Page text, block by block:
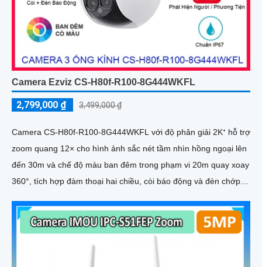
Camera Ezviz CS-H80f-R100-8G444WKFL
2,799,000 ₫ 3,499,000 ₫
Camera CS-H80f-R100-8G444WKFL với độ phân giải 2K⁺ hỗ trợ
zoom quang 12× cho hình ảnh sắc nét tầm nhìn hồng ngoại lên
đến 30m và chế độ màu ban đêm trong phạm vi 20m quay xoay
360°, tích hợp đàm thoại hai chiều, còi báo động và đèn chớp,
năng chống bụi, nước, đảm bảo hoạt động ổn định trong mọi
điều kiện thời tiết